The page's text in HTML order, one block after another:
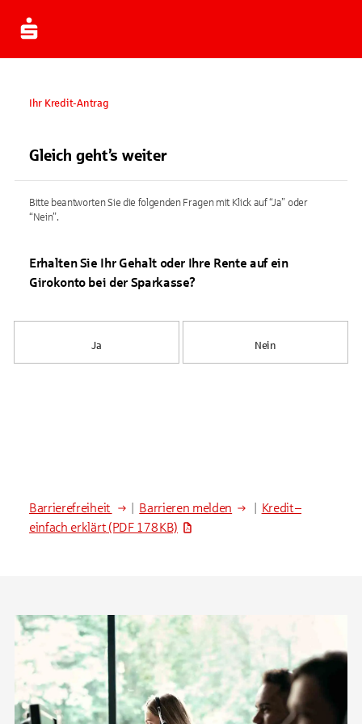
Ihr Kredit-Antrag
Gleich geht’s weiter
Bitte beantworten Sie die folgenden Fragen mit Klick auf “Ja” oder
“Nein”.
Erhalten Sie Ihr Gehalt oder Ihre Rente auf ein
Girokonto bei der Sparkasse?
Ja Nein
Barrierefreiheit Barrieren melden
Kredit –
einfach erklärt (PDF 178 KB)